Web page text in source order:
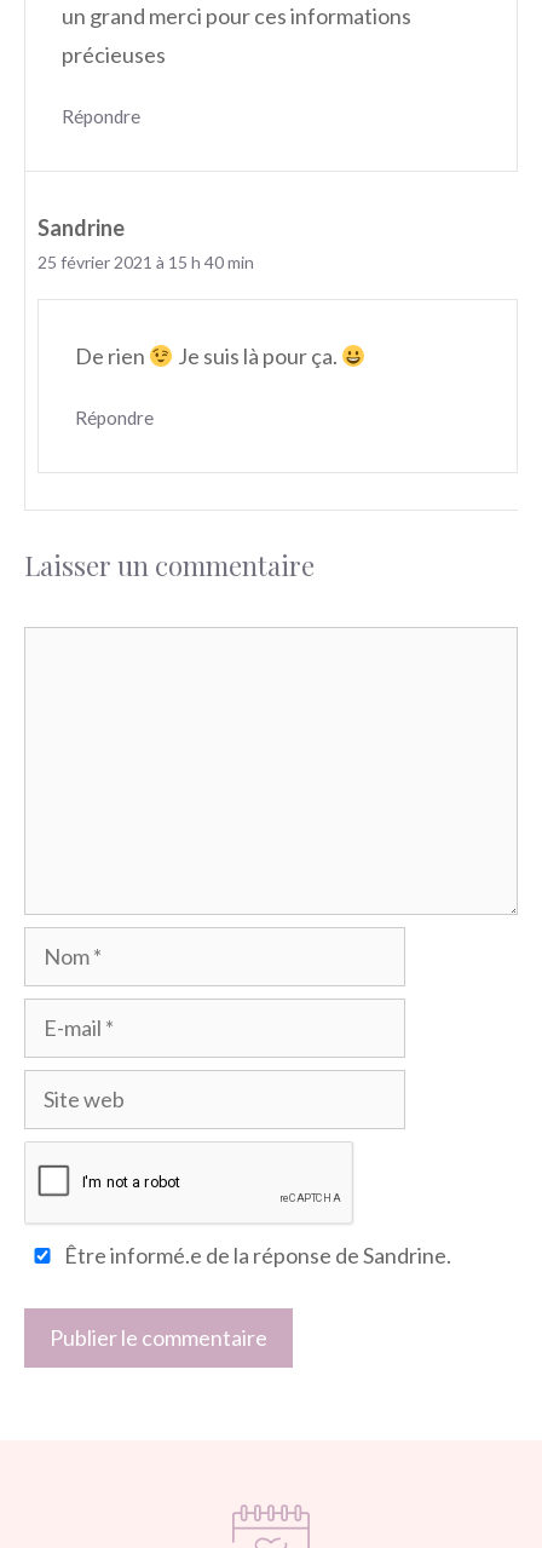
un grand merci pour ces informations
précieuses
Répondre
Sandrine
25 février 2021 à 15 h 40 min
De rien Je suis là pour ça.
Répondre
Laisser un commentaire
Nom
mail
Site
web
Être informé.e de la réponse de Sandrine.